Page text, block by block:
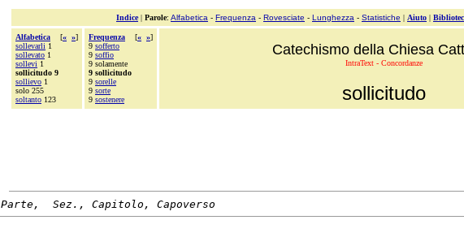
Indice| Parole: Alfabetica - Frequenza - Rovesciate - Lunghezza - Statistiche | Aiuto |
Alfabetica [« »]
sollevarli 1
sollevato 1
sollevi 1
sollicitudo 9
sollievo 1
solo 255
soltanto 123
Frequenza [« »]
9 sofferto
9 soffio
9 solamente
9 sollicitudo
9 sorelle
9 sorte
9 sostenere
Catechismo della Chiesa
IntraText - Concordanze
sollicitudo
Parte,  Sez., Capitolo, Capoverso